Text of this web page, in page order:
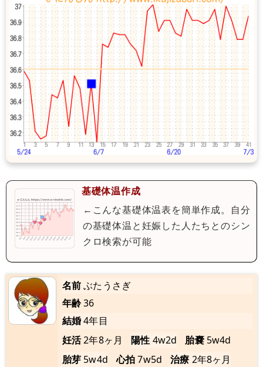
基礎体温作成
←こんな基礎体温表を簡単作成。自分
の基礎体温と妊娠した人たちとのシン
クロ検索が可能
名前ぶたうさぎ
年齢36
結婚4年目
妊活2年8ヶ月 陽性 4w2d 胎嚢 5w4d
胎芽 5w4d 心拍 7w5d 治療 2年8ヶ月